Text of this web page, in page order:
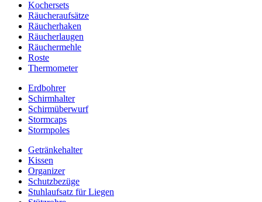
Kochersets
Räucheraufsätze
Räucherhaken
Räucherlaugen
Räuchermehle
Roste
Thermometer
Erdbohrer
Schirmhalter
Schirmüberwurf
Stormcaps
Stormpoles
Getränkehalter
Kissen
Organizer
Schutzbezüge
Stuhlaufsatz für Liegen